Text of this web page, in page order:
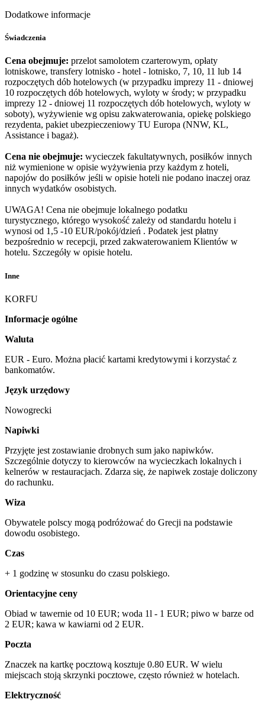
Dodatkowe informacje
Świadczenia
Cena obejmuje: przelot samolotem czarterowym, opłaty
lotniskowe, transfery lotnisko - hotel - lotnisko, 7, 10, 11 lub 14
rozpoczętych dób hotelowych (w przypadku imprezy 11 - dniowej
10 rozpoczętych dób hotelowych, wyloty w środy; w przypadku
imprezy 12 - dniowej 11 rozpoczętych dób hotelowych, wyloty w
soboty), wyżywienie wg opisu zakwaterowania, opiekę polskiego
rezydenta, pakiet ubezpieczeniowy TU Europa (NNW, KL,
Assistance i bagaż).
Cena nie obejmuje: wycieczek fakultatywnych, posiłków innych
niż wymienione w opisie wyżywienia przy każdym z hoteli,
napojów do posiłków jeśli w opisie hoteli nie podano inaczej oraz
innych wydatków osobistych.
UWAGA! Cena nie obejmuje lokalnego podatku
turystycznego, którego wysokość zależy od standardu hotelu i
wynosi od 1,5 -10 EUR/pokój/dzień . Podatek jest płatny
bezpośrednio w recepcji, przed zakwaterowaniem Klientów w
hotelu. Szczegóły w opisie hotelu.
Inne
KORFU
Informacje ogólne
Waluta
EUR - Euro. Można płacić kartami kredytowymi i korzystać z
bankomatów.
Język urzędowy
Nowogrecki
Napiwki
Przyjęte jest zostawianie drobnych sum jako napiwków.
Szczególnie dotyczy to kierowców na wycieczkach lokalnych i
kelnerów w restauracjach. Zdarza się, że napiwek zostaje doliczony
do rachunku.
Wiza
Obywatele polscy mogą podróżować do Grecji na podstawie
dowodu osobistego.
Czas
+ 1 godzinę w stosunku do czasu polskiego.
Orientacyjne ceny
Obiad w tawernie od 10 EUR; woda 1l - 1 EUR; piwo w barze od
2 EUR; kawa w kawiarni od 2 EUR.
Poczta
Znaczek na kartkę pocztową kosztuje 0.80 EUR. W wielu
miejscach stoją skrzynki pocztowe, często również w hotelach.
Elektryczność